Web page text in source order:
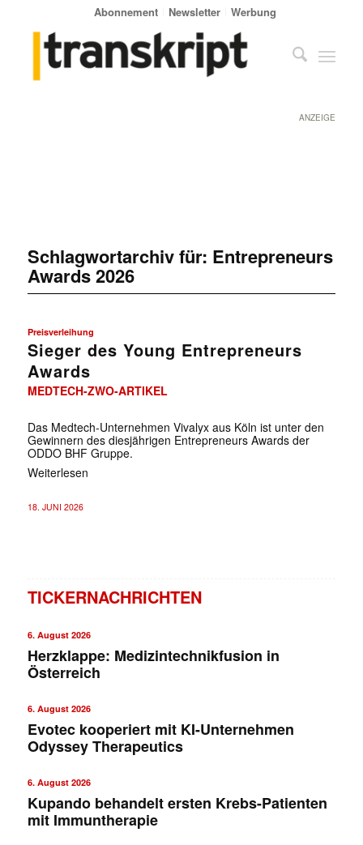
Abonnement Newsletter Werbung
ANZEIGE
Schlagwortarchiv für: Entrepreneurs
Awards 2026
Preisverleihung
Sieger des Young Entrepreneurs
Awards
MEDTECH-ZWO-ARTIKEL
Das Medtech-Unternehmen Vivalyx aus Köln ist unter den
Gewinnern des diesjährigen Entrepreneurs Awards der
ODDO BHF Gruppe.
Weiterlesen
18. JUNI 2026
TICKERNACHRICHTEN
6. August 2026
Herzklappe: Medizintechnikfusion in
Österreich
6. August 2026
Evotec kooperiert mit KI-Unternehmen
Odyssey Therapeutics
6. August 2026
Kupando behandelt ersten Krebs-Patienten
mit Immuntherapie